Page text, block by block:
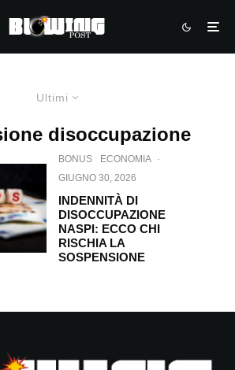
Ultimi
disoccupazione
BONUS ECONOMIA ·
GIUGNO 30, 2026
INDENNITÀ DI
DISOCCUPAZIONE
NASPI: ECCO CHI
RISCHIA LA
SOSPENSIONE